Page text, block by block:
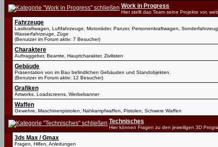
Work in Progress
Hier stellt das Team seine Projekte vor,
Fahrzeuge
Lastkraftwagen, Luftfahrzeuge, Motorräder, Panzer, Personenkraftwagen,
Wasserfahrzeuge, Züge
(Benutzer im Forum aktiv: 7 Besucher)
Charaktere
Auftraggeber, Beamte, Hauptcharakter, Zivilisten
Gebäude
Präsentation von im Bau befindlichen Gebäuden und Standobjekten.
(Benutzer im Forum aktiv: 12 Besucher)
Grafiken
Artworks, Loadscreens, Werbebanner
Waffen
Gewehre, Maschinenpistolen, Nahkampfwaffen, Pistolen, Schwere Waffen
Technisches
Hier können Fragen zu den jeweiligen 3D
3ds Max / Gmax
Fragen, Hilfen, Anleitungen